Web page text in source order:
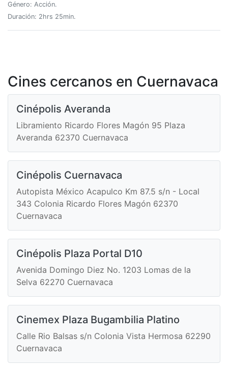
Género: Acción.
Duración: 2hrs 25min.
Cines cercanos en Cuernavaca
Cinépolis Averanda
Libramiento Ricardo Flores Magón 95 Plaza
Averanda 62370 Cuernavaca
Cinépolis Cuernavaca
Autopista México Acapulco Km 87.5 s/n - Local
343 Colonia Ricardo Flores Magón 62370
Cuernavaca
Cinépolis Plaza Portal D10
Avenida Domingo Diez No. 1203 Lomas de la
Selva 62270 Cuernavaca
Cinemex Plaza Bugambilia Platino
Calle Rio Balsas s/n Colonia Vista Hermosa 62290
Cuernavaca